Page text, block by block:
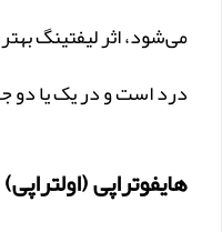
می‌شود، اثر لیفتینگ
درد است و در یک یا دو
هایفوتراپی (اولتراپی)